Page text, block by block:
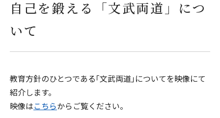
教職員採用
リンク
このサイトについて
自己を鍛える「文武両道」につ
いて
教育方針のひとつである｢文武両道｣についてを映像にて
紹介します。
映像はこちらからご覧ください。